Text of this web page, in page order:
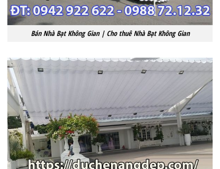
Bán Nhà Bạt Không Gian | Cho thuê Nhà Bạt Không Gian